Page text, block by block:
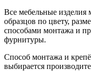
Все мебельные изделия
образцов по цвету,
способами монтажа и
фурнитуры.
Способ монтажа и
выбирается